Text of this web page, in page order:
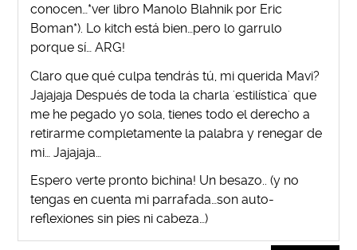
conocen…*ver libro Manolo Blahnik por Eric
Boman*). Lo kitch está bien…pero lo garrulo
porque sí… ARG!
Claro que qué culpa tendrás tú, mi querida Mavi?
Jajajaja Después de toda la charla 'estilística' que
me he pegado yo sola, tienes todo el derecho a
retirarme completamente la palabra y renegar de
mi… Jajajaja…
Espero verte pronto bichina! Un besazo.. (y no
tengas en cuenta mi parrafada…son auto-
reflexiones sin pies ni cabeza…)